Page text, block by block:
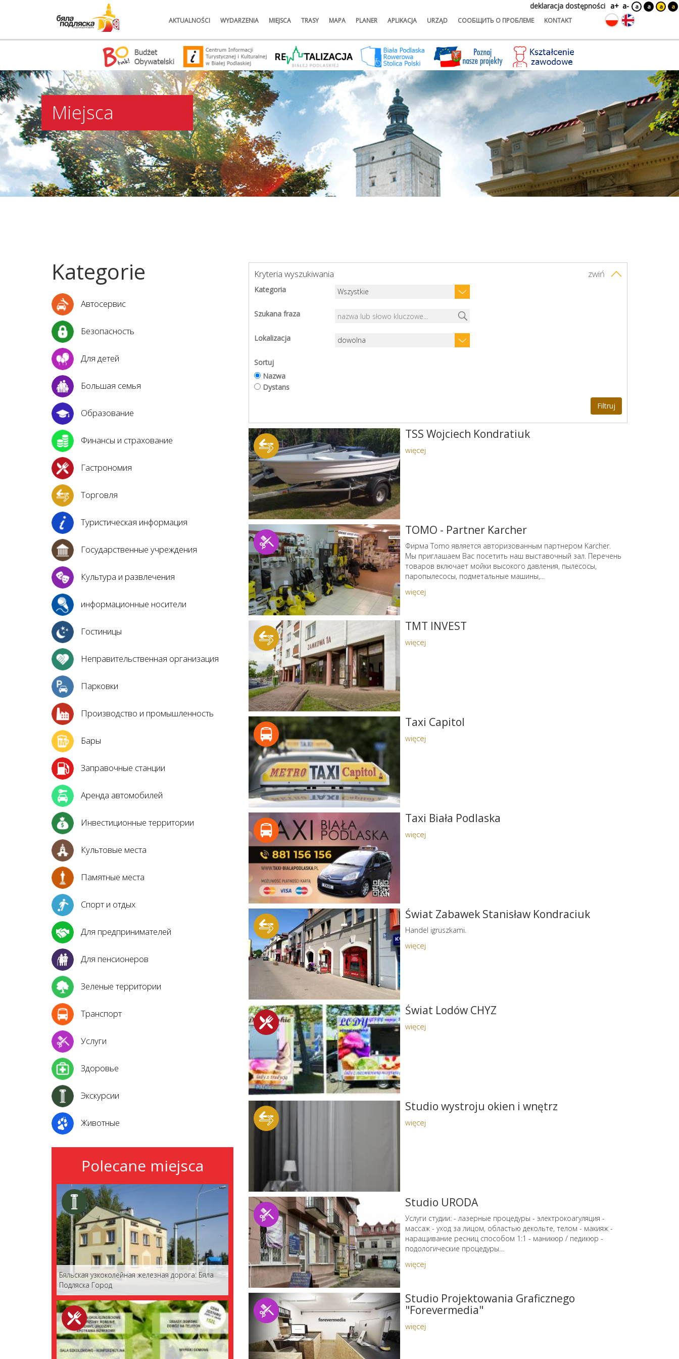
AKTUALNOŚCI WYDARZENIA MIEJSCA TRASY MAPA PLANER APLIKACJA URZĄD СООБЩИТЬ О ПРОБЛЕМЕ KONTAKT
deklaracja dostępności a+ a- a a a a
Miejsca
zwiń
Kryteria wyszukiwania
Kategoria
Szukana fraza
Lokalizacja
Sortuj
Nazwa
Dystans
TSS Wojciech Kondratiuk
więcej
TOMO - Partner Karcher
Фирма Tomo является авторизованным партнером Karcher.
Мы приглашаем Вас посетить наш выставочный зал. Перечень
товаров включает мойки высокого давления, пылесосы,
паропылесосы, подметальные машины,...
więcej
TMT INVEST
więcej
Taxi Capitol
więcej
Taxi Biała Podlaska
więcej
Świat Zabawek Stanisław Kondraciuk
Handel igruszkami.
więcej
Świat Lodów CHYZ
więcej
Studio wystroju okien i wnętrz
więcej
Studio URODA
Услуги студии: - лазерные процедуры - электрокоагуляция -
массаж - уход за лицом, областью декольте, телом - макияж -
наращивание ресниц способом 1:1 - маникюр / педикюр -
подологические процедуры...
więcej
Studio Projektowania Graficznego
"Forevermedia"
więcej
Kategorie
Автосервис
Безопасность
Для детей
Большая семья
Образование
Финансы и страхование
Гастрономия
Торговля
Туристическая информация
Государственные учреждения
Культура и развлечения
информационные носители
Гостиницы
Неправительственная организация
Парковки
Производство и промышленность
Бары
Заправочные станции
Аренда автомобилей
Инвестиционные территории
Культовые места
Памятные места
Спорт и отдых
Для предпринимателей
Для пенсионеров
Зеленые территории
Транспорт
Услуги
Здоровье
Экскурсии
Животные
Polecane miejsca
Бяльская узкоколейная железная дорога: Бяла
Подляска Город